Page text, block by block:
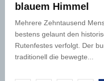
blauem Himmel
Mehrere Zehntausend
bestens gelaunt den
Rutenfestes verfolgt. Der
traditionell die bewegte...